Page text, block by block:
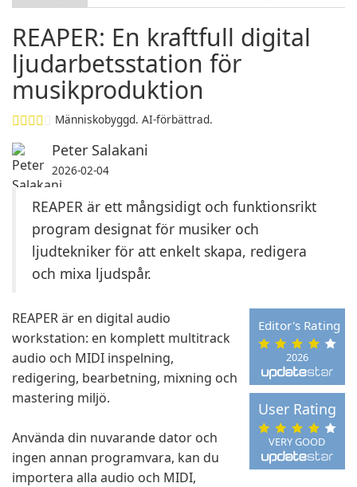
REAPER: En kraftfull digital
ljudarbetsstation för
musikproduktion
Människobyggd. AI-förbättrad.
Peter Salakani
2026-02-04
REAPER är ett mångsidigt och funktionsrikt
program designat för musiker och
ljudtekniker för att enkelt skapa, redigera
och mixa ljudspår.
2026
Editor's Rating
VERY GOOD
User Rating
REAPER är en digital audio
workstation: en komplett multitrack
audio och MIDI inspelning,
redigering, bearbetning, mixning och
mastering miljö.
Använda din nuvarande dator och
ingen annan programvara, kan du
importera alla audio och MIDI,